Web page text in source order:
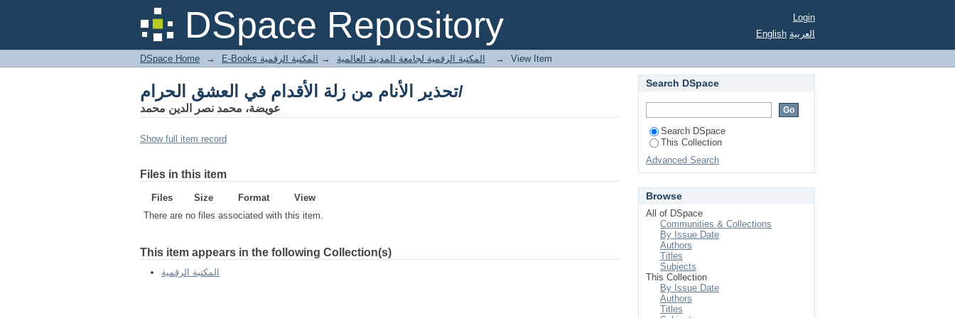
DSpace Repository
Login
English العربية
DSpace Home → E-Books المكتبة الرقمية لجامعة المدينة العالمية → المكتبة الرقمية → View Item
تحذير الأنام من زلة الأقدام في العشق الحرام/
عويضة، محمد نصر الدين محمد
Show full item record
Files in this item
Files Size Format
View
There are no files associated with this item.
This item appears in the following Collection(s)
المكتبة الرقمية
Search DSpace
Search DSpace
This Collection
Advanced Search
Browse
All of DSpace
Communities & Collections
By Issue Date
Authors
Titles
Subjects
This Collection
By Issue Date
Authors
Titles